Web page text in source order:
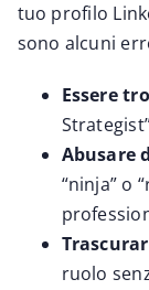
tuo profilo
sono alcuni
Essere
Abusare
“ninja” o
ruolo